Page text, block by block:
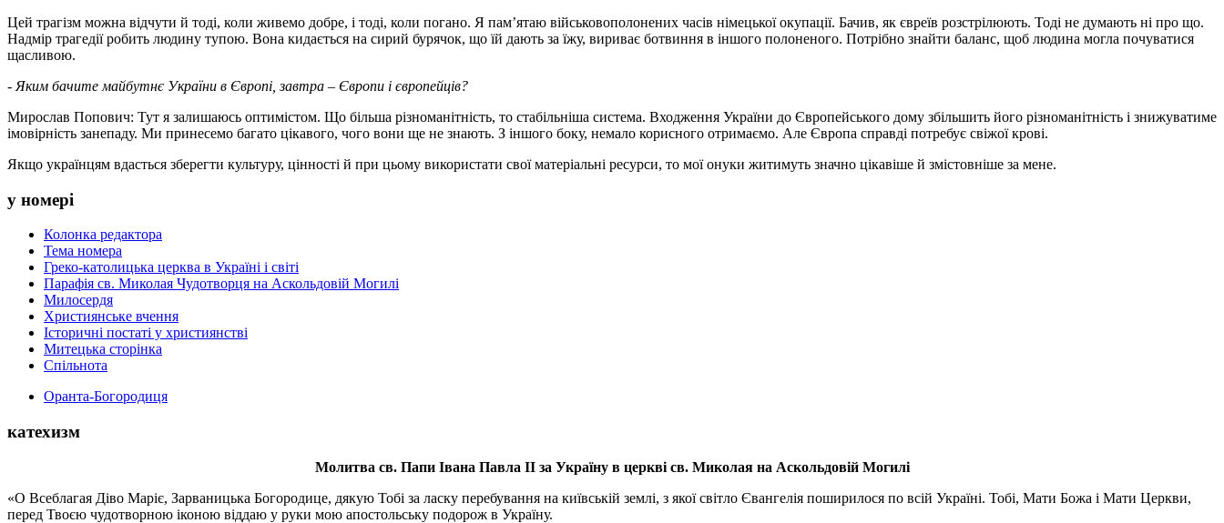
Цей трагізм можна відчути й тоді, коли живемо добре, і тоді, коли погано. Я пам’ятаю військовополонених часів німецької окупації. Бачив, як євреїв розстрілюють. Тоді не думають ні про що.
Надмір трагедії робить людину тупою. Вона кидається на сирий бурячок, що їй дають за їжу, вириває ботвиння в іншого полоненого. Потрібно знайти баланс, щоб людина могла почуватися
щасливою.
- Яким бачите майбутнє України в Європі, завтра – Європи і європейців?
Мирослав Попович: Тут я залишаюсь оптимістом. Що більша різноманітність, то стабільніша система. Входження України до Європейського дому збільшить його різноманітність і знижуватиме
імовірність занепаду. Ми принесемо багато цікавого, чого вони ще не знають. З іншого боку, немало корисного отримаємо. Але Європа справді потребує свіжої крові.
Якщо українцям вдасться зберегти культуру, цінності й при цьому використати свої матеріальні ресурси, то мої онуки житимуть значно цікавіше й змістовніше за мене.
у номері
Колонка редактора
Тема номера
Греко-католицька церква в Україні і світі
Парафія св. Миколая Чудотворця на Аскольдовій Могилі
Милосердя
Християнське вчення
Історичні постаті у християнстві
Митецька сторінка
Спільнота
Оранта-Богородиця
катехизм
Молитва св. Папи Івана Павла ІІ за Україну в церкві св. Миколая на Аскольдовій Могилі
«О Всеблагая Діво Маріє, Зарваницька Богородице, дякую Тобі за ласку перебування на київській землі, з якої світло Євангелія поширилося по всій Україні. Тобі, Мати Божа і Мати Церкви,
перед Твоєю чудотворною іконою віддаю у руки мою апостольську подорож в Україну.